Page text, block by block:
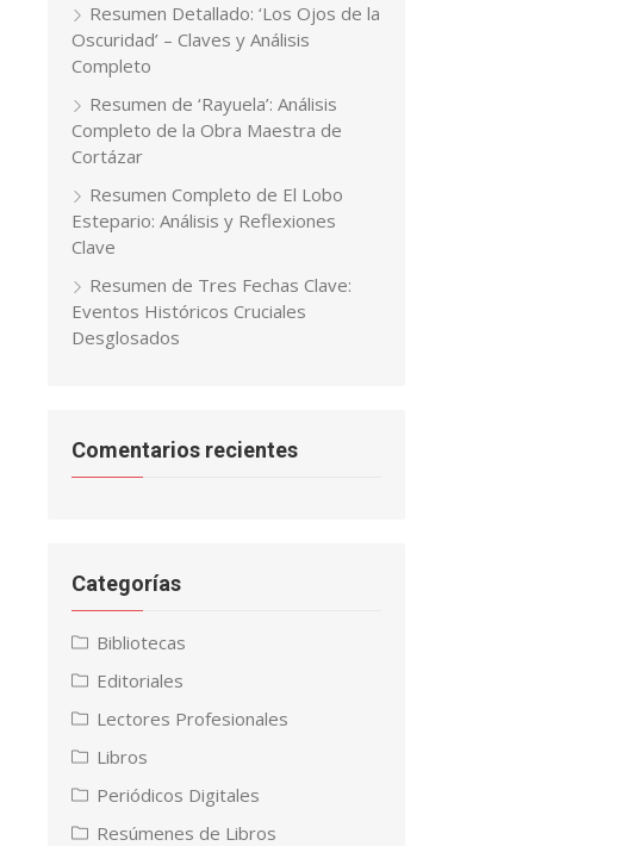
Resumen Detallado: ‘Los Ojos de la
Oscuridad’ – Claves y Análisis
Completo
Resumen de ‘Rayuela’: Análisis
Completo de la Obra Maestra de
Cortázar
Resumen Completo de El Lobo
Estepario: Análisis y Reflexiones
Clave
Resumen de Tres Fechas Clave:
Eventos Históricos Cruciales
Desglosados
Comentarios recientes
Categorías
Bibliotecas
Editoriales
Lectores Profesionales
Libros
Periódicos Digitales
Resúmenes de Libros